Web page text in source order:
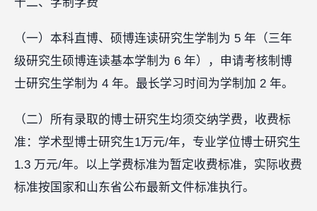
（一）本科直博、硕博连读研究生学制为 5 年（三年
级研究生硕博连读基本学制为 6 年），申请考核制博
士研究生学制为 4 年。最长学习时间为学制加 2 年。
（二）所有录取的博士研究生均须交纳学费，收费标
准：学术型博士研究生1万元/年，专业学位博士研究生
1.3 万元/年。以上学费标准为暂定收费标准，实际收费
标准按国家和山东省公布最新文件标准执行。